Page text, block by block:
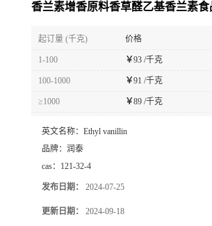
香兰素增香原料香草醛乙基香兰素食
起订量 (千克) 价格
1-100 ￥93 /千克
100-1000 ￥91 /千克
≥1000 ￥89 /千克
英文名称： Ethyl vanillin
品牌： 润泰
cas： 121-32-4
发布日期： 2024-07-25
更新日期： 2024-09-18